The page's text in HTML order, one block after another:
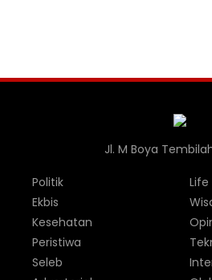
Jl. M Boya
Politik
Ekbis
Kesehatan
Peristiwa
Seleb
Life